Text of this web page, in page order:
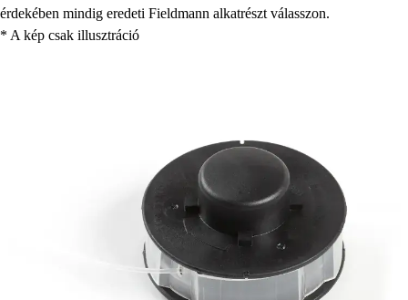
érdekében mindig eredeti Fieldmann alkatrészt válasszon.
* A kép csak illusztráció